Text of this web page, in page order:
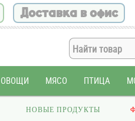
Доставка в офис
ОВОЩИ МЯСО ПТИЦА
НОВЫЕ ПРОДУКТЫ